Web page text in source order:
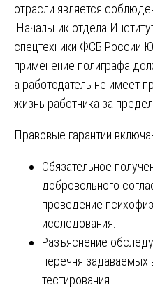
отрасли является
Начальник отдела
спецтехники ФСБ России
применение полиграфа
а работодатель не имеет
жизнь работника за
Правовые гарантии
Обязательное
добровольного
проведение
исследования.
Разъяснение
перечня задаваемых
тестирования.